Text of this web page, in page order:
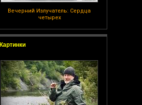
Вечерний Излучатель: Сердца
четырех
Картинки